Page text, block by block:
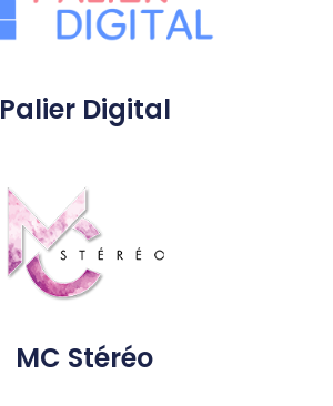
Palier Digital
MC Stéréo